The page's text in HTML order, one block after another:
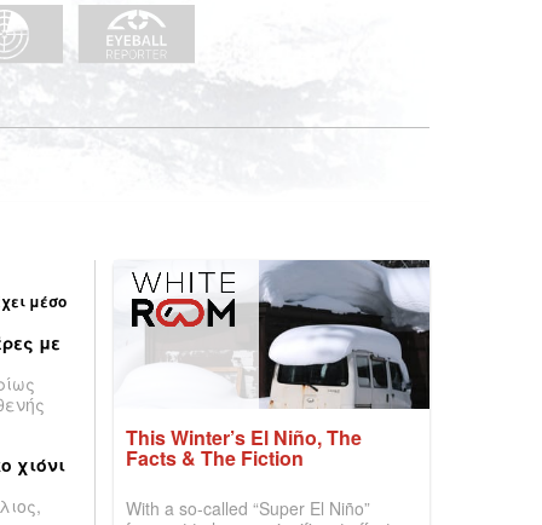
μέσο
με
χιόνι
This Winter’s El Niño, The
Facts & The Fiction
With a so-called “Super El Niño”